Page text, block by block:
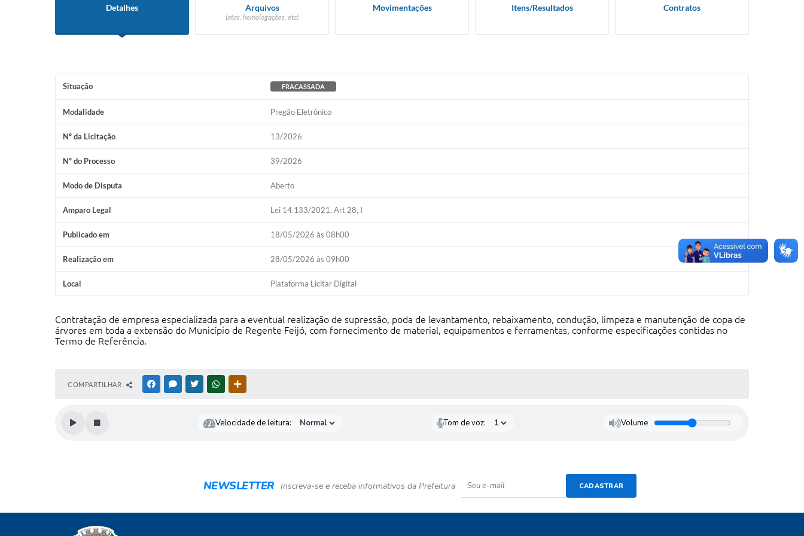
Detalhes Arquivos
(atas, homologações, etc)
Movimentações Itens/Resultados Contratos
Situação FRACASSADA
Modalidade Pregão Eletrônico
Nº da Licitação 13/2026
Nº do Processo 39/2026
Modo de Disputa Aberto
Amparo Legal Lei 14.133/2021, Art 28, I
Publicado em 18/05/2026 às 08h00
Realização em 28/05/2026 às 09h00
Local Plataforma Licitar Digital
Contratação de empresa especializada para a eventual realização de supressão, poda de levantamento, rebaixamento, condução, limpeza e manutenção de copa de
árvores em toda a extensão do Município de Regente Feijó, com fornecimento de material, equipamentos e ferramentas, conforme especificações contidas no
Termo de Referência.
COMPARTILHAR FACEBOOKMESSENGER
TWITTERWHATSAPP
Velocidade de leitura: Tom de voz: Volume
NEWSLETTER Inscreva-se e receba informativos da Prefeitura CADASTRAR